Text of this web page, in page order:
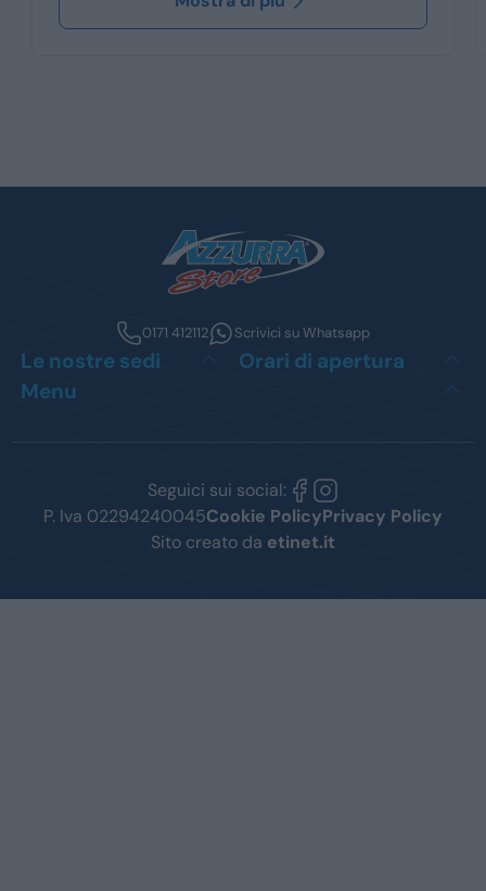
0171 412112 Scrivici su Whatsapp
Le nostre sedi
Orari di apertura
Menu
Seguici sui social:
P. Iva 02294240045Cookie PolicyPrivacy Policy
Sito creato da etinet.it